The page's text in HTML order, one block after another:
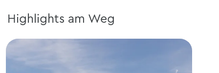
Highlights am Weg